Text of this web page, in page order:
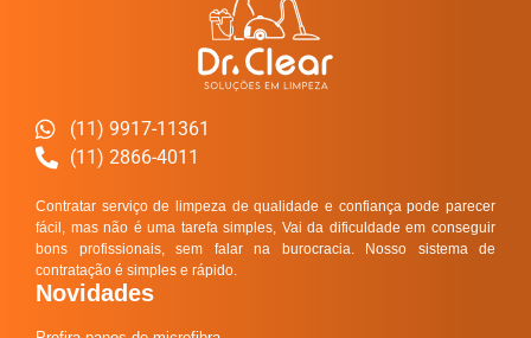
(11) 9917-11361
(11) 2866-4011
Contratar serviço de limpeza de qualidade e confiança pode parecer
fácil, mas não é uma tarefa simples, Vai da dificuldade em conseguir
bons profissionais, sem falar na burocracia. Nosso sistema de
contratação é simples e rápido.
Novidades